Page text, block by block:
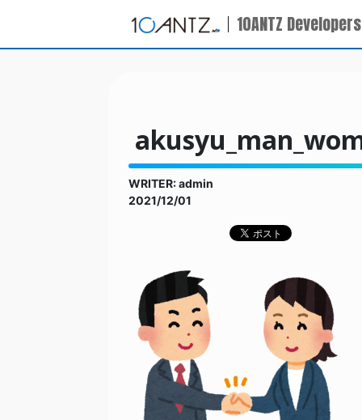
10ANTZ
WRITER: admin
2021/12/01